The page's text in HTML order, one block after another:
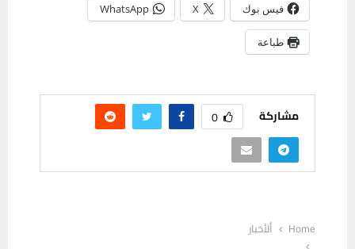
فيس بوك X
WhatsApp
طباعة
مشاركة 0
Home
ألأخبار